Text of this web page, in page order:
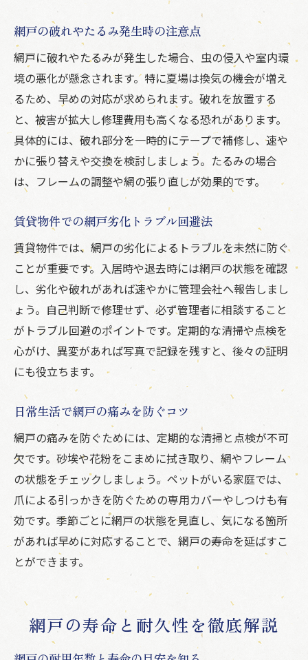
網戸の交換時期と費用の目安を解明
網戸の交換時期を判断する基準とは
網戸交換や張り替え費用の相場を解説
網戸丸ごと交換と部分修理の費用比較
賃貸の場合の網戸交換費用の考え方
費用を抑えた網戸交換のコツと注意点
網戸交換の見積もりポイントを押さえる
DIYと業者依頼の網戸修理比較ガイド
DIYでの網戸張り替え手順とコツ
網戸修理を業者に頼む場合の流れ
DIYと業者依頼の費用や仕上がり比較
網戸修理で注意すべきポイント解説
自分で修理できない網戸の見極め方
信頼できる網戸修理業者の選び方
網戸劣化を防ぐ日常メンテナンス術
網戸の劣化を防ぐ定期的な掃除方法
枠や戸車の点検で網戸の寿命を延ばす
網戸の経年劣化防止に効果的な習慣
網戸トラブルを未然に防ぐチェックリスト
簡単にできる網戸の補修テクニック
長持ちする網戸を保つメンテナンス術
網戸の破れやたるみ発生時の注意点
網戸に破れやたるみが発生した場合、虫の侵入や室内環
境の悪化が懸念されます。特に夏場は換気の機会が増え
るため、早めの対応が求められます。破れを放置する
と、被害が拡大し修理費用も高くなる恐れがあります。
具体的には、破れ部分を一時的にテープで補修し、速や
かに張り替えや交換を検討しましょう。たるみの場合
は、フレームの調整や網の張り直しが効果的です。
賃貸物件での網戸劣化トラブル回避法
賃貸物件では、網戸の劣化によるトラブルを未然に防ぐ
ことが重要です。入居時や退去時には網戸の状態を確認
し、劣化や破れがあれば速やかに管理会社へ報告しまし
ょう。自己判断で修理せず、必ず管理者に相談すること
がトラブル回避のポイントです。定期的な清掃や点検を
心がけ、異変があれば写真で記録を残すと、後々の証明
にも役立ちます。
日常生活で網戸の痛みを防ぐコツ
網戸の痛みを防ぐためには、定期的な清掃と点検が不可
欠です。砂埃や花粉をこまめに拭き取り、網やフレーム
の状態をチェックしましょう。ペットがいる家庭では、
爪による引っかきを防ぐための専用カバーやしつけも有
効です。季節ごとに網戸の状態を見直し、気になる箇所
があれば早めに対応することで、網戸の寿命を延ばすこ
とができます。
網戸の寿命と耐久性を徹底解説